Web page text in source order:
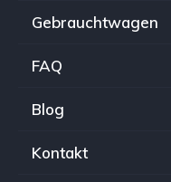
Gebrauchtwagen
FAQ
Blog
Kontakt